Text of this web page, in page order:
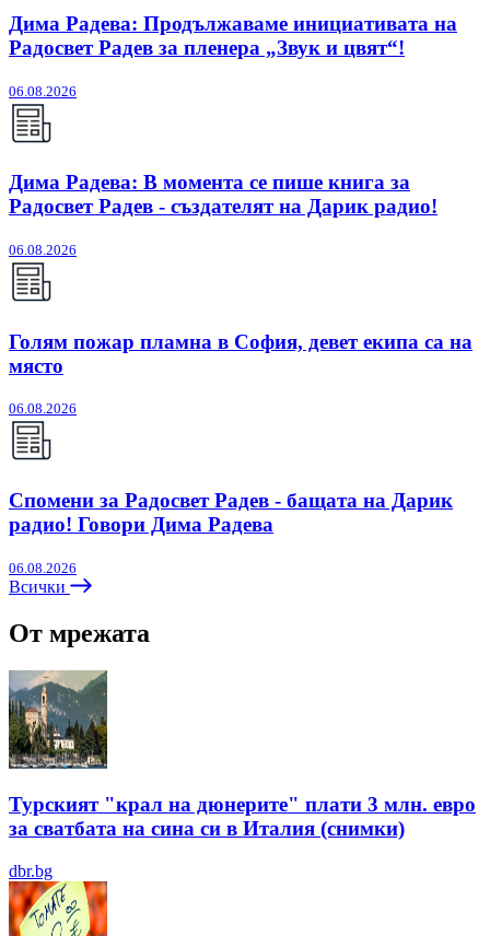
Дима Радева: Продължаваме инициативата на
Радосвет Радев за пленера „Звук и цвят“!
06.08.2026
Дима Радева: В момента се пише книга за
Радосвет Радев - създателят на Дарик радио!
06.08.2026
Голям пожар пламна в София, девет екипа са на
място
06.08.2026
Спомени за Радосвет Радев - бащата на Дарик
радио! Говори Дима Радева
06.08.2026
Всички
От мрежата
Турският "крал на дюнерите" плати 3 млн. евро
за сватбата на сина си в Италия (снимки)
dbr.bg